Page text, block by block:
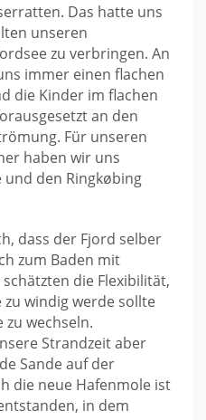
Das hatte uns
unseren
zu verbringen. An
immer einen flachen
die Kinder im flachen
an den
Für unseren
haben wir uns
und den Ringkøbing
dass der Fjord selber
zum Baden mit
die Flexibilität,
zu windig werde sollte
zu wechseln.
Strandzeit aber
Sande auf der
die neue Hafenmole ist
in dem